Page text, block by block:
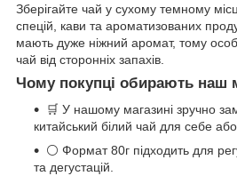
Зберігайте чай у сухому темному
спецій, кави та ароматизованих
мають дуже ніжний аромат, тому
чай від сторонніх запахів.
Чому покупці обирають наш
🛒 У нашому магазині зручно
китайський білий чай для себе
⚪ Формат 80г підходить для
та дегустацій.